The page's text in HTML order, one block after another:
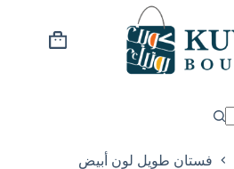
عربة
فستان طويل لون أبيض